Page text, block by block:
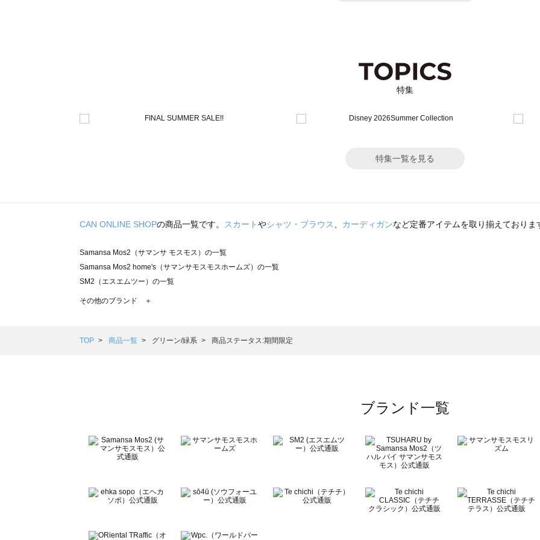
特集
特集一覧を見る
CAN ONLINE SHOPの商品一覧です。 スカートやシャツ・ブラウス、 カーディガンなど定番アイテムを取り揃えておりま
Samansa Mos2（サマンサ モスモス）の一覧
Samansa Mos2 home's（サマンサモスモスホームズ）の一覧
SM2（エスエムツー）の一覧
TSUHARU by Samansa Mos2（ツハルバイサマンサモスモス）の一覧
Samansa Mos2 Lagom（サマンサモスモス ラーゴム）の一覧
BETTY'S BLUE（べティーズブルー）の一覧
Wpc.（ワールドパーティー）の一覧
その他のブランド ＋
TOP 商品一覧 グリーン/緑系 商品ステータス:期間限定
ブランド一覧